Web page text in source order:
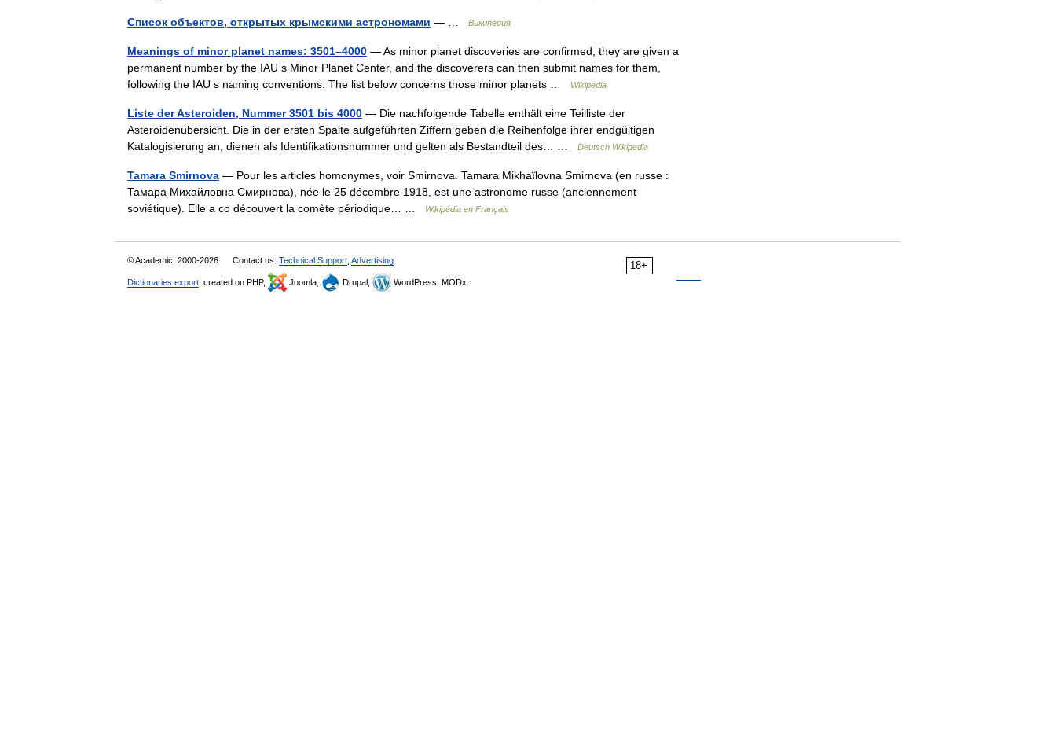
Список объектов, открытых крымскими астрономами — … Википедия
Meanings of minor planet names: 3501–4000 — As minor planet discoveries are confirmed, they are given a
permanent number by the IAU s Minor Planet Center, and the discoverers can then submit names for them,
following the IAU s naming conventions. The list below concerns those minor planets …
Wikipedia
Liste der Asteroiden, Nummer 3501 bis 4000 — Die nachfolgende Tabelle enthält eine Teilliste der
Asteroidenübersicht. Die in der ersten Spalte aufgeführten Ziffern geben die Reihenfolge ihrer endgültigen
Katalogisierung an, dienen als Identifikationsnummer und gelten als Bestandteil des… …
Deutsch Wikipedia
Tamara Smirnova — Pour les articles homonymes, voir Smirnova. Tamara Mikhaïlovna Smirnova (en russe :
Тамара Михайловна Смирнова), née le 25 décembre 1918, est une astronome russe (anciennement
soviétique). Elle a co découvert la comète périodique… …
Wikipédia en Français
18+
© Academic, 2000-2026 Contact us: Technical Support Advertising
Dictionaries export , created on PHP, Joomla, Drupal, WordPress, MODx.